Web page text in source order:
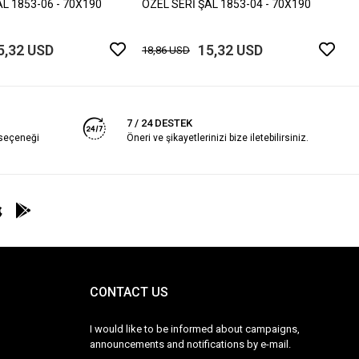
1853-06 - 70X190
USD
ÖZEL SERİ ŞAL 1853-04 - 70X190
18,86 USD 15,32 USD
7 / 24 DESTEK
Öneri ve şikayetlerinizi bize iletebilirsiniz.
CONTACT US
I would like to be informed about campaigns,
announcements and notifications by e-mail.